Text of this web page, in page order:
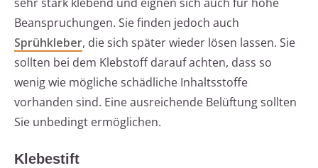
Beanspruchungen. Sie finden jedoch auch
Sprühkleber, die sich später wieder lösen lassen. Sie
sollten bei dem Klebstoff darauf achten, dass so
wenig wie mögliche schädliche Inhaltsstoffe
vorhanden sind. Eine ausreichende Belüftung sollten
Sie unbedingt ermöglichen.
Klebestift